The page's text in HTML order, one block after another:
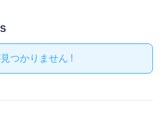
つかりません !